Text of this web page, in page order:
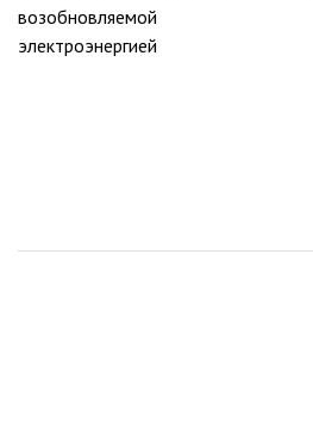
записям
возобновляемой
электроэнергией